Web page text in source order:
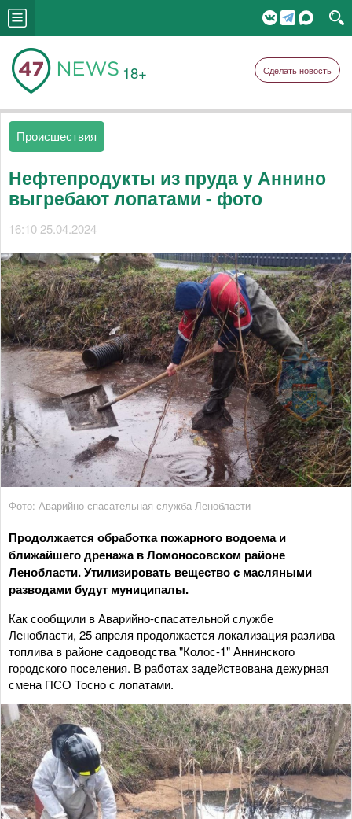
18+ Сделать новость
Происшествия
Нефтепродукты из пруда у Аннино
выгребают лопатами - фото
16:10 25.04.2024
Фото: Аварийно-спасательная служба Ленобласти
Продолжается обработка пожарного водоема и
ближайшего дренажа в Ломоносовском районе
Ленобласти. Утилизировать вещество с масляными
разводами будут муниципалы.
Как сообщили в Аварийно-спасательной службе
Ленобласти, 25 апреля продолжается локализация разлива
топлива в районе садоводства "Колос-1" Аннинского
городского поселения. В работах задействована дежурная
смена ПСО Тосно с лопатами.